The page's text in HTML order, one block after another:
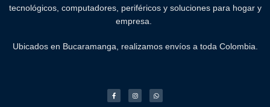
tecnológicos, computadores, periféricos y soluciones para hogar y
empresa.
Ubicados en Bucaramanga, realizamos envíos a toda Colombia.